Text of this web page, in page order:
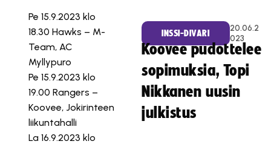
Pe 15.9.2023 klo
18.30 Hawks – M-
Team, AC
Myllypuro
Pe 15.9.2023 klo
19.00 Rangers –
Koovee, Jokirinteen
liikuntahalli
La 16.9.2023 klo
INSSI-DIVARI
20.06.2
023
Koovee pudottelee
sopimuksia, Topi
Nikkanen uusin
julkistus